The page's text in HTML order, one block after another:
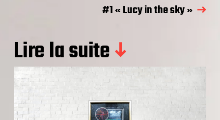
#1 « Lucy in the sky »
Lire la suite